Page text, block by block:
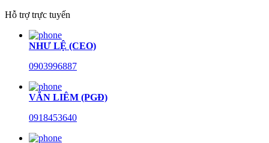
Hỗ trợ trực tuyến
NHƯ LỆ (CEO)
0903996887
VĂN LIÊM (PGĐ)
0918453640